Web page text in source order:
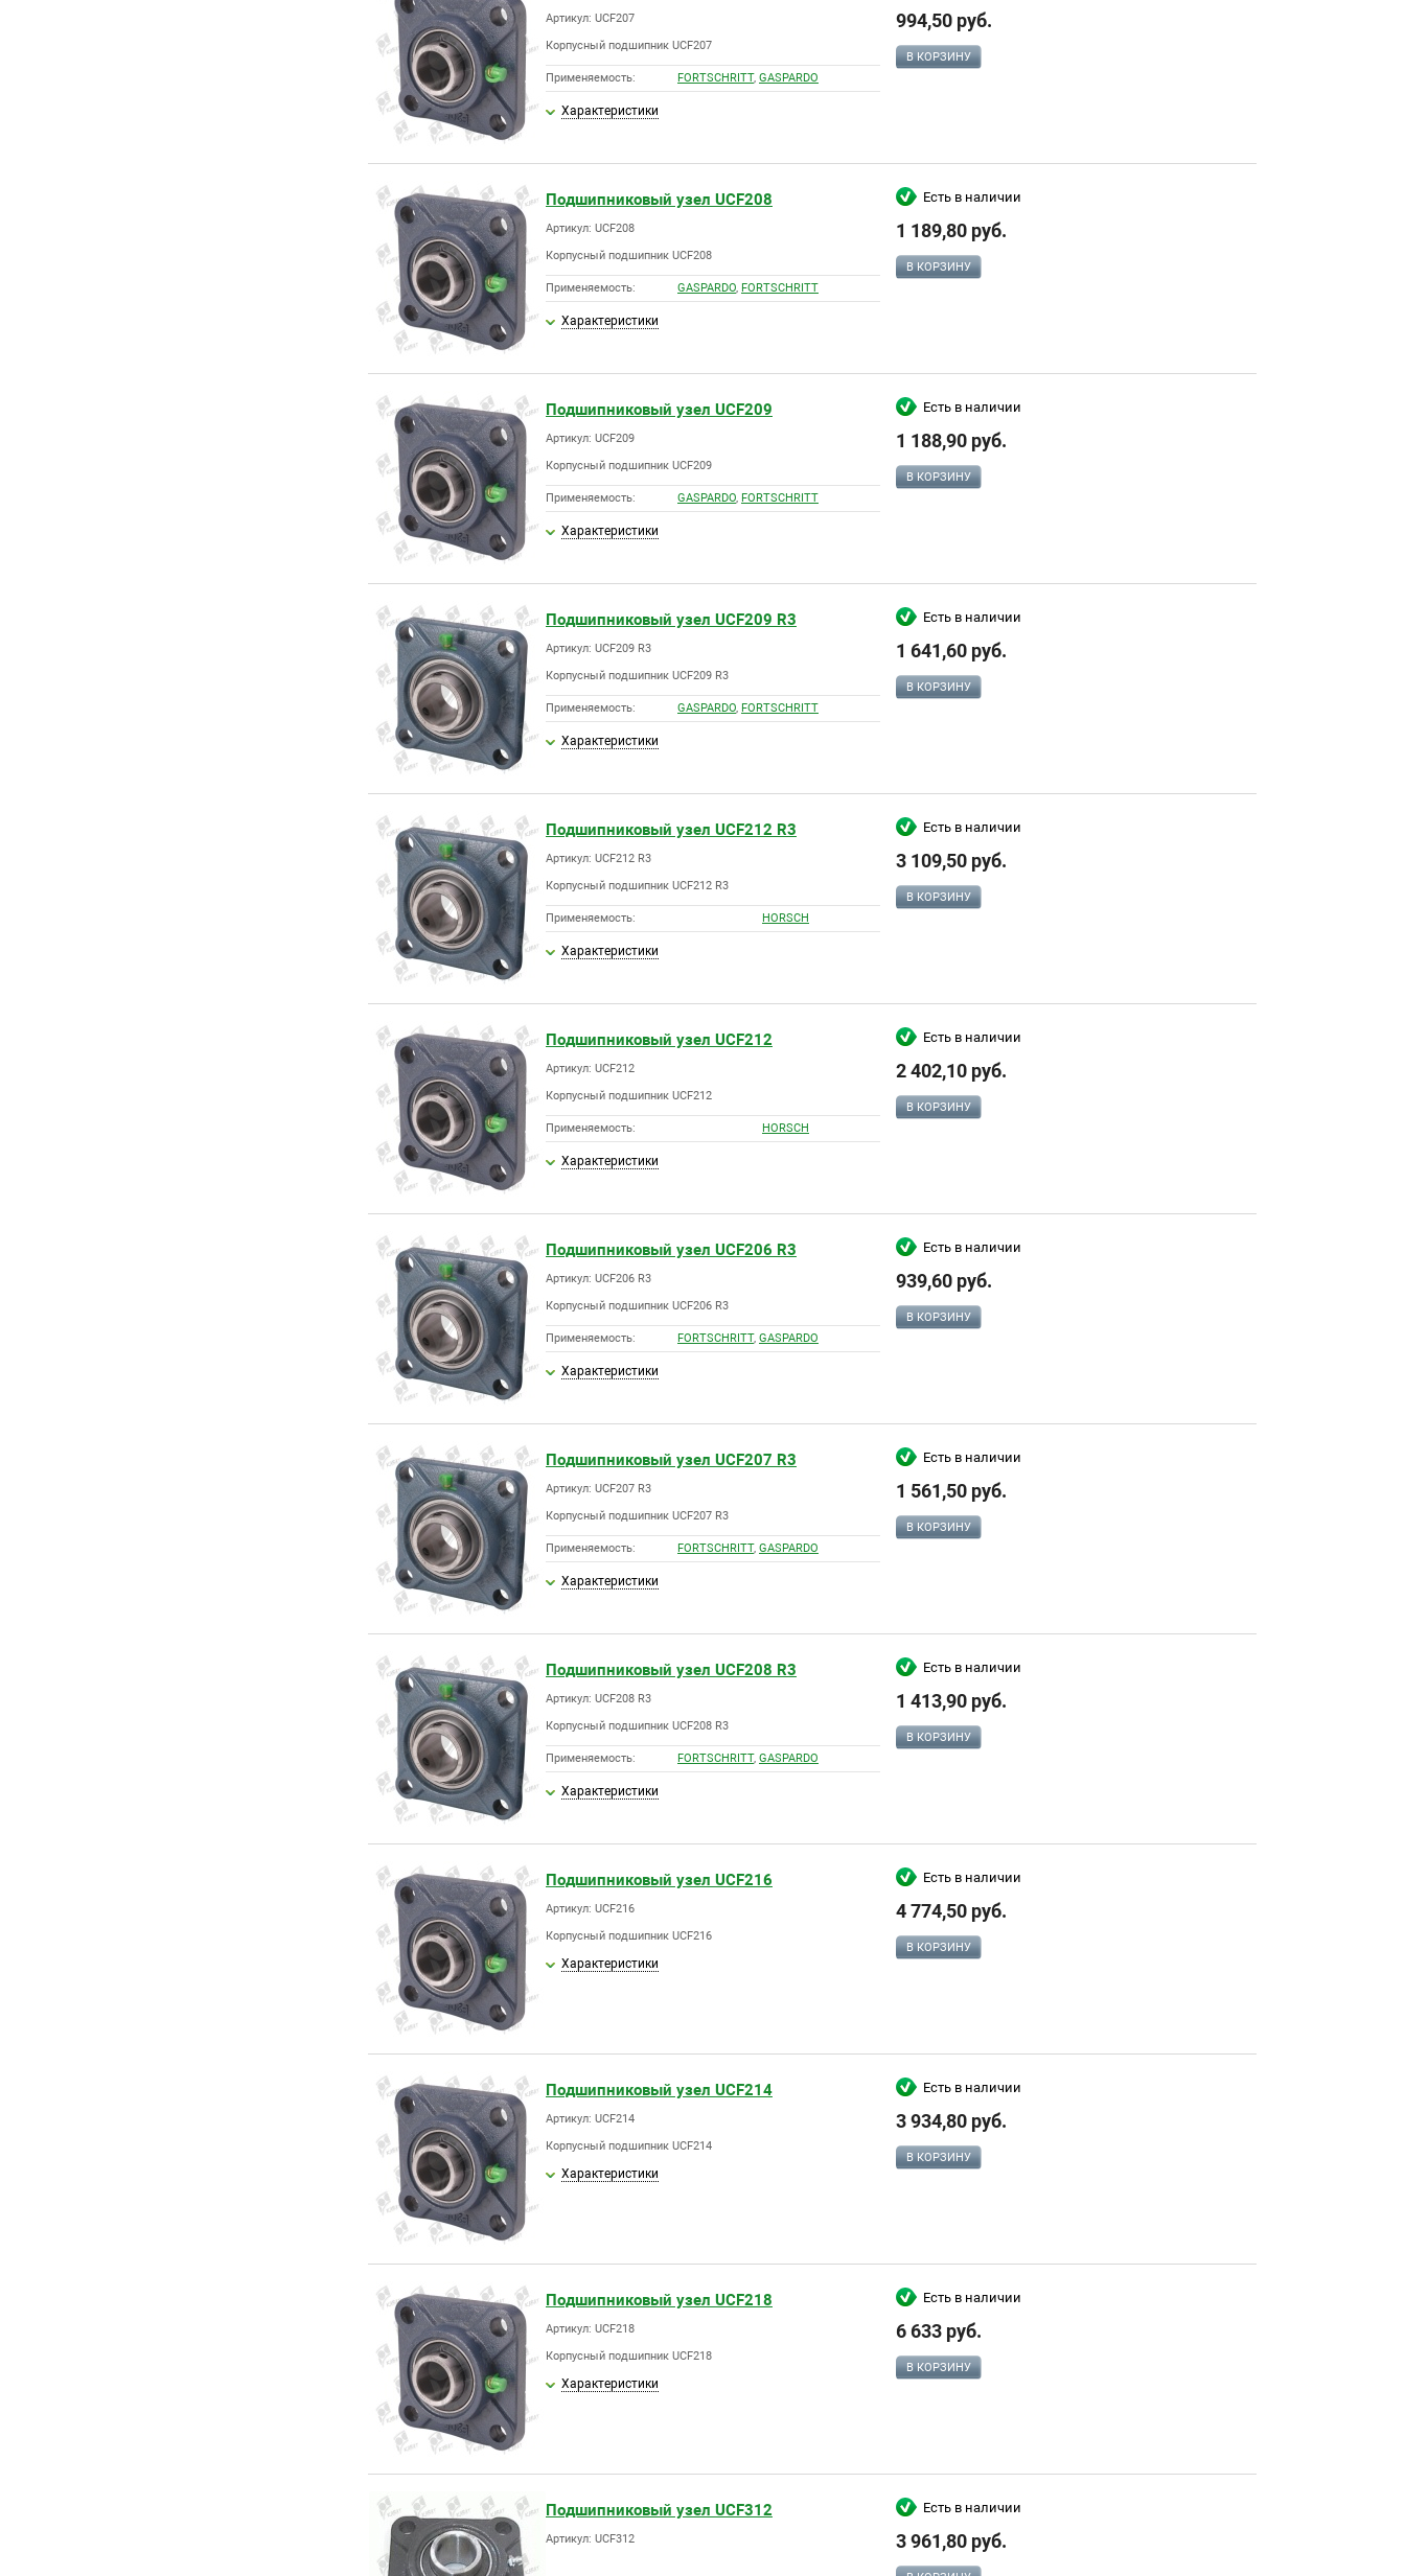
Артикул: UCF207
Корпусный подшипник UCF207
Применяемость: FORTSCHRITT, GASPARDO
Характеристики
994,50 руб.
В КОРЗИНУ
Подшипниковый узел UCF208
Артикул: UCF208
Корпусный подшипник UCF208
Применяемость: GASPARDO, FORTSCHRITT
Характеристики
Есть в наличии
1 189,80 руб.
В КОРЗИНУ
Подшипниковый узел UCF209
Артикул: UCF209
Корпусный подшипник UCF209
Применяемость: GASPARDO, FORTSCHRITT
Характеристики
Есть в наличии
1 188,90 руб.
В КОРЗИНУ
Подшипниковый узел UCF209 R3
Артикул: UCF209 R3
Корпусный подшипник UCF209 R3
Применяемость: GASPARDO, FORTSCHRITT
Характеристики
Есть в наличии
1 641,60 руб.
В КОРЗИНУ
Подшипниковый узел UCF212 R3
Артикул: UCF212 R3
Корпусный подшипник UCF212 R3
Применяемость: HORSCH
Характеристики
Есть в наличии
3 109,50 руб.
В КОРЗИНУ
Подшипниковый узел UCF212
Артикул: UCF212
Корпусный подшипник UCF212
Применяемость: HORSCH
Характеристики
Есть в наличии
2 402,10 руб.
В КОРЗИНУ
Подшипниковый узел UCF206 R3
Артикул: UCF206 R3
Корпусный подшипник UCF206 R3
Применяемость: FORTSCHRITT, GASPARDO
Характеристики
Есть в наличии
939,60 руб.
В КОРЗИНУ
Подшипниковый узел UCF207 R3
Артикул: UCF207 R3
Корпусный подшипник UCF207 R3
Применяемость: FORTSCHRITT, GASPARDO
Характеристики
Есть в наличии
1 561,50 руб.
В КОРЗИНУ
Подшипниковый узел UCF208 R3
Артикул: UCF208 R3
Корпусный подшипник UCF208 R3
Применяемость: FORTSCHRITT, GASPARDO
Характеристики
Есть в наличии
1 413,90 руб.
В КОРЗИНУ
Подшипниковый узел UCF216
Артикул: UCF216
Корпусный подшипник UCF216
Характеристики
Есть в наличии
4 774,50 руб.
В КОРЗИНУ
Подшипниковый узел UCF214
Артикул: UCF214
Корпусный подшипник UCF214
Характеристики
Есть в наличии
3 934,80 руб.
В КОРЗИНУ
Подшипниковый узел UCF218
Артикул: UCF218
Корпусный подшипник UCF218
Характеристики
Есть в наличии
6 633 руб.
В КОРЗИНУ
Подшипниковый узел UCF312
Артикул: UCF312
Есть в наличии
3 961,80 руб.